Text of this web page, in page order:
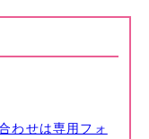
わせは専用フォ